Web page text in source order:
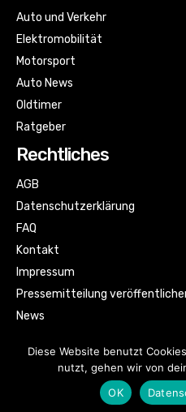
Auto und Verkehr
Elektromobilität
Motorsport
Auto News
Oldtimer
Ratgeber
Rechtliches
AGB
Datenschutzerklärung
FAQ
Kontakt
Impressum
Pressemitteilung
News
© Automagazin für alle by
Diese Website benutzt
nutzt, gehen wir von
OK